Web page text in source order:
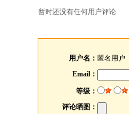
暂时还没有任何用户评论
用户名： 匿名用户
Email：
等级：
评论晒图：